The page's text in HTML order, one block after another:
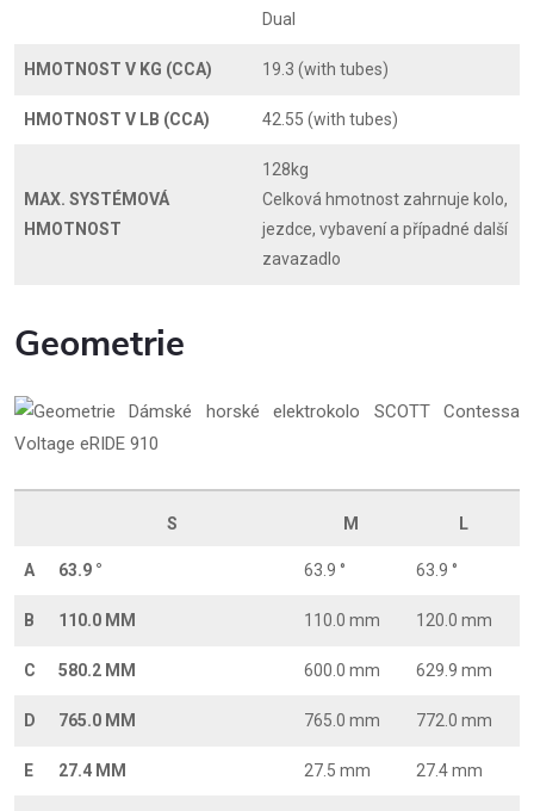
Dual
HMOTNOST V KG (CCA) 19.3 (with tubes)
HMOTNOST V LB (CCA) 42.55 (with tubes)
MAX. SYSTÉMOVÁ
HMOTNOST
128kg
Celková hmotnost zahrnuje kolo,
jezdce, vybavení a případné další
zavazadlo
Geometrie
S M L
A 63.9 ° 63.9 ° 63.9 °
B 110.0 MM 110.0 mm 120.0 mm
C 580.2 MM 600.0 mm 629.9 mm
D 765.0 MM 765.0 mm 772.0 mm
E 27.4 MM 27.5 mm 27.4 mm